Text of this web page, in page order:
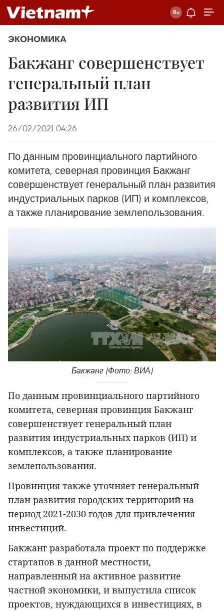
ЭКОНОМИКА
Бакжанг совершенствует
генеральный план
развития ИП
26/02/2021 04:26
По данным провинциального партийного
комитета, северная провинция Бакжанг
совершенствует генеральный план развития
индустриальных парков (ИП) и комплексов,
а также планирование землепользования.
Бакжанг (Фото: ВИА)
По данным провинциального партийного
комитета, северная провинция Бакжанг
совершенствует генеральный план
развития индустриальных парков (ИП) и
комплексов, а также планирование
землепользования.
Провинция также уточняет генеральный
план развития городских территорий на
период 2021-2030 годов для привлечения
инвестиций.
Бакжанг разработала проект по поддержке
стартапов в данной местности,
направленный на активное развитие
частной экономики, и выпустила список
проектов, нуждающихся в инвестициях, в